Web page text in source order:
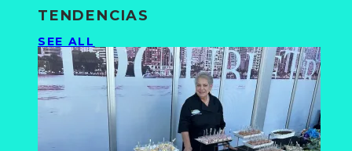
TENDENCIAS
SEE ALL